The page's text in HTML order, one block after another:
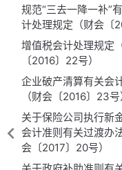
规范“三去一降一补”
计处理规定（财会〔
增值税会计处理规定
〔2016〕22号）
企业破产清算有关会
（财会〔2016〕23号
关于保险公司执行新
会计准则有关过渡办
会〔2017〕20号）